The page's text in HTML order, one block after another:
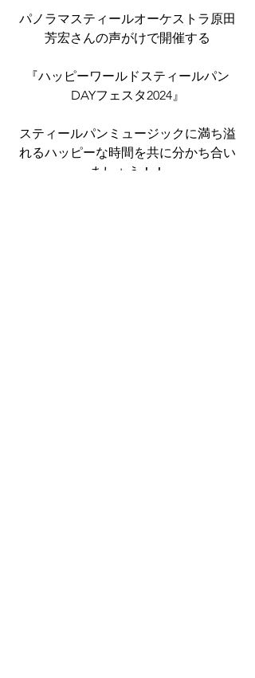
パノラマスティールオーケストラ原田
芳宏さんの声がけで開催する
『ハッピーワールドスティールパン
DAYフェスタ2024』
スティールパンミュージックに満ち溢
れるハッピーな時間を共に分かち合い
ましょう！！